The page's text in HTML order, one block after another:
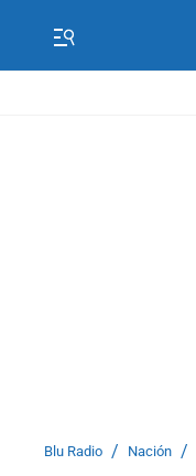
Blu Radio / Nación /